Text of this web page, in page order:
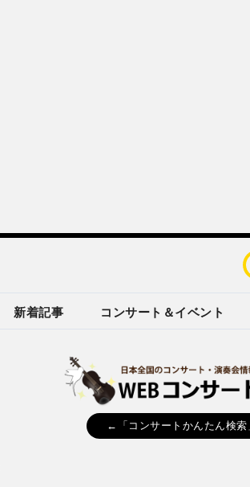
新着記事 コンサート＆イベント
←「コンサートかんたん検索